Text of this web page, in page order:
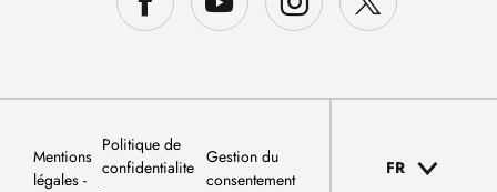
Mentions
légales
Politique de
confidentialite
Gestion du
consentement
FR